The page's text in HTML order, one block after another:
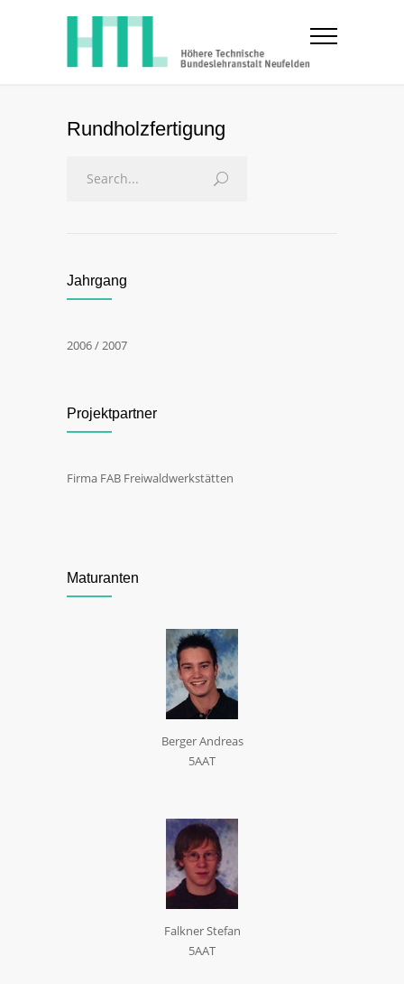
Rundholzfertigung
Jahrgang
2006 / 2007
Projektpartner
Firma FAB Freiwaldwerkstätten
Maturanten
Berger Andreas
5AAT
Falkner Stefan
5AAT